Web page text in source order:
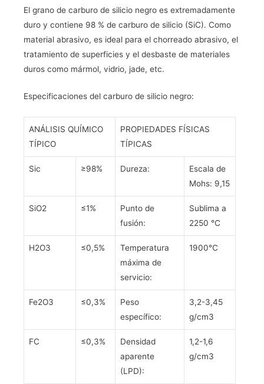
El grano de carburo de silicio negro es extremadamente
duro y contiene 98 % de carburo de silicio (SiC). Como
material abrasivo, es ideal para el chorreado abrasivo, el
tratamiento de superficies y el desbaste de materiales
duros como mármol, vidrio, jade, etc.
Especificaciones del carburo de silicio negro:
ANÁLISIS QUÍMICO
TÍPICO
PROPIEDADES FÍSICAS
TÍPICAS
Sic ≥98% Dureza:
Escala de
Mohs: 9,15
SiO2 ≤1%
Punto de
fusión:
Sublima a
2250 ℃
H2O3 ≤0,5%
Temperatura
máxima de
servicio:
1900℃
Fe2O3 ≤0,3%
Peso
específico:
3,2-3,45
g/cm3
FC ≤0,3%
Densidad
aparente
(LPD):
1,2-1,6
g/cm3